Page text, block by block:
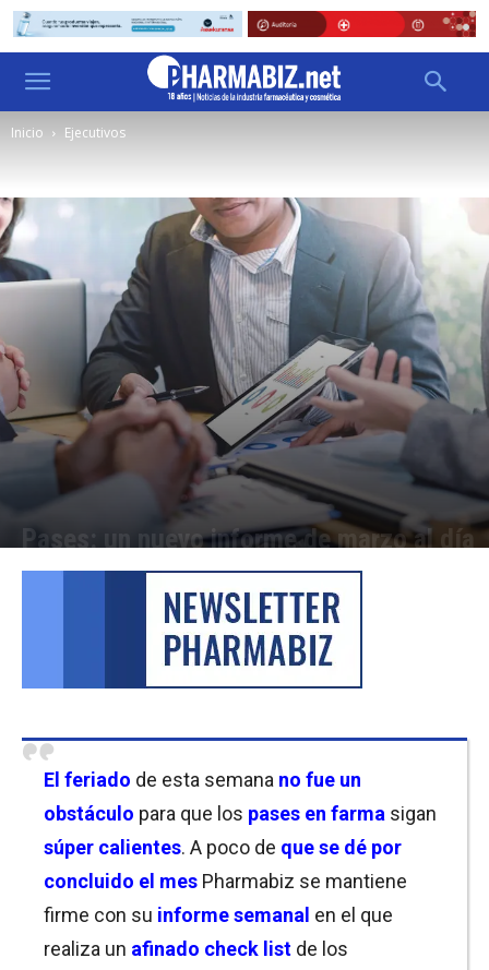
Inicio Ejecutivos
Pases: un nuevo informe de marzo al día
Por Equipo de Redacción - 25/03/2022 13:30
El feriado de esta semana no fue un
obstáculo para que los pases en farma sigan
súper calientes. A poco de que se dé por
concluido el mes Pharmabiz se mantiene
firme con su informe semanal en el que
realiza un afinado check list de los